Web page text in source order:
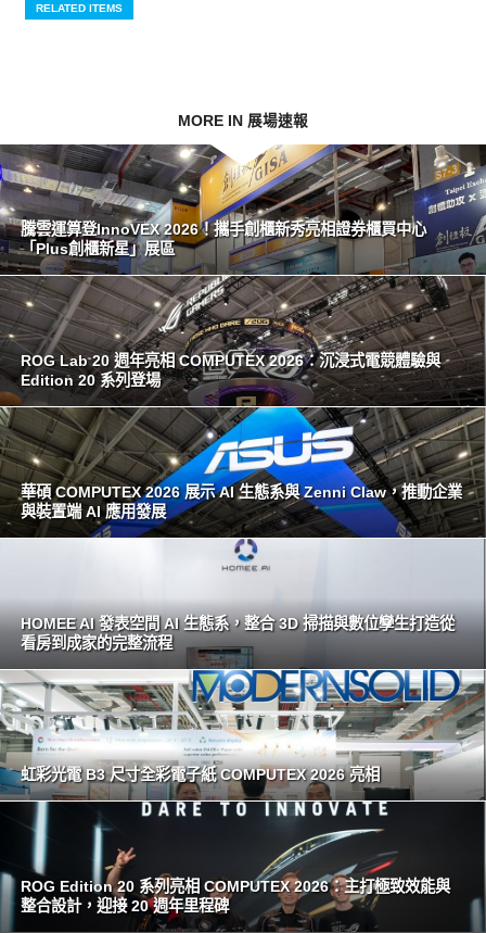
RELATED ITEMS
MORE IN 展場速報
騰雲運算登InnoVEX 2026！攜手創櫃新秀亮相證券櫃買中心
「Plus創櫃新星」展區
ROG Lab 20 週年亮相 COMPUTEX 2026：沉浸式電競體驗與
Edition 20 系列登場
華碩 COMPUTEX 2026 展示 AI 生態系與 Zenni Claw，推動企業
與裝置端 AI 應用發展
HOMEE AI 發表空間 AI 生態系，整合 3D 掃描與數位孿生打造從
看房到成家的完整流程
虹彩光電 B3 尺寸全彩電子紙 COMPUTEX 2026 亮相
ROG Edition 20 系列亮相 COMPUTEX 2026：主打極致效能與
整合設計，迎接 20 週年里程碑